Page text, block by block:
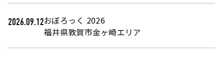
2026.09.12おぼろっく 2026
福井県敦賀市金ヶ崎エリア